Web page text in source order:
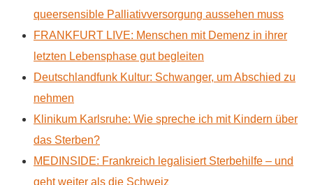
queersensible Palliativversorgung aussehen muss
FRANKFURT LIVE: Menschen mit Demenz in ihrer
letzten Lebensphase gut begleiten
Deutschlandfunk Kultur: Schwanger, um Abschied zu
nehmen
Klinikum Karlsruhe: Wie spreche ich mit Kindern über
das Sterben?
MEDINSIDE: Frankreich legalisiert Sterbehilfe – und
geht weiter als die Schweiz